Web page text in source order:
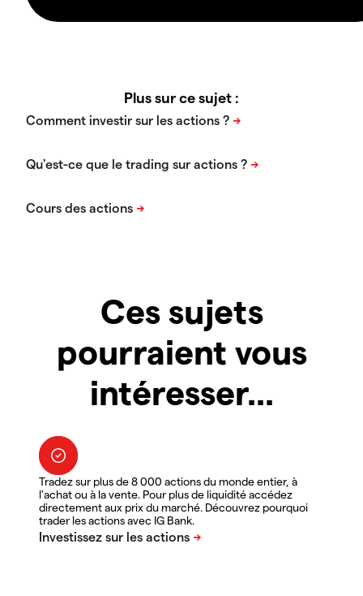
Plus sur ce sujet :
Ces sujets
pourraient vous
intéresser...
Tradez sur plus de 8 000 actions du monde entier, à
l'achat ou à la vente. Pour plus de liquidité accédez
directement aux prix du marché. Découvrez pourquoi
trader les actions avec IG Bank.